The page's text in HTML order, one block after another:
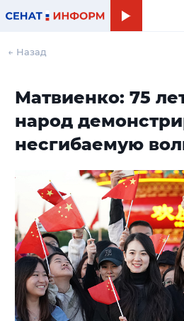
← Назад
Матвиенко: 75
народ
несгибаемую